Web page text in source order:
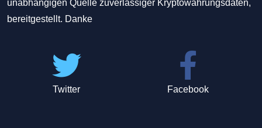
unabhängigen Quelle zuverlässiger Kryptowährungsdaten,
bereitgestellt. Danke
Twitter Facebook